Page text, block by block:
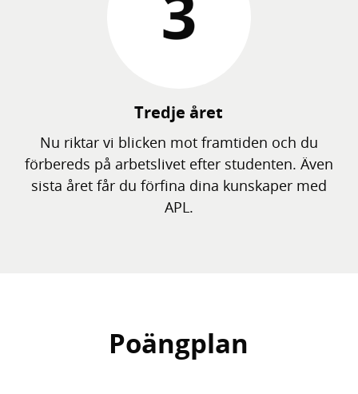
Tredje året
Nu riktar vi blicken mot framtiden och du
förbereds på arbetslivet efter studenten. Även
sista året får du förfina dina kunskaper med
APL.
Poängplan